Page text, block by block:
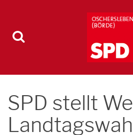
SPD stellt